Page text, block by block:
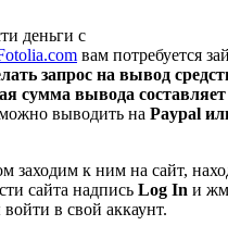
деньги с
вам потребуется
запрос на вывод
сумма вывода составляет
выводить на Paypal
заходим к ним на сайт,
сайта надпись Log In и
в свой аккаунт.